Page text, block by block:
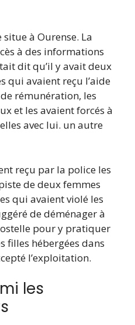
situe à Ourense. La
à des informations
dit qu’il y avait deux
qui avaient reçu l’aide
rémunération, les
et les avaient forcés à
avec lui. un autre
reçu par la police les
de deux femmes
qui avaient violé les
de déménager à
pour y pratiquer
filles hébergées dans
l’exploitation.
les